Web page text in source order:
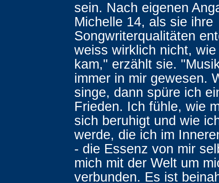
sein. Nach eigenen
Michelle 14, als sie ihre
Songwriterqualitäten
weiss wirklich nicht,
kam," erzählt sie.
immer in mir gewesen.
singe, dann spüre ich
Frieden. Ich fühle, wie
sich beruhigt und wie
werde, die ich im
- die Essenz von mir
mich mit der Welt um
verbunden. Es ist